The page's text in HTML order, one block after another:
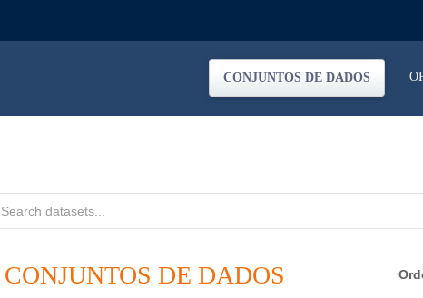
CONJUNTOS DE DADOS
CONJUNTOS DE DADOS